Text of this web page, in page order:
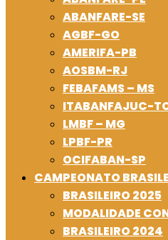
ABANFARE-SE
AGBF-GO
AMERIFA-PB
AOSBM-RJ
FEBAFAMS – MS
ITABANFAJUC-
LMBF – MG
LPBF-PR
OCIFABAN-SP
CAMPEONATO
BRASILEIRO 2025
MODALIDADE
BRASILEIRO 2024